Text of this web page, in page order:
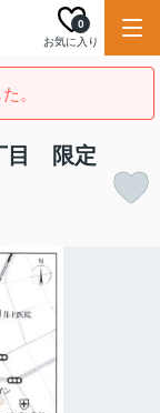
お気に入り
0
。
目 限定